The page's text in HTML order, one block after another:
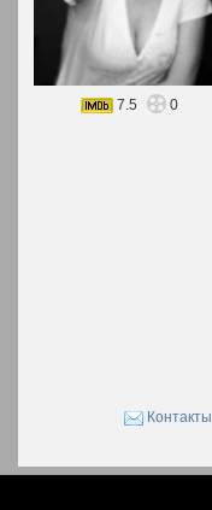
7.5 0
Контакты